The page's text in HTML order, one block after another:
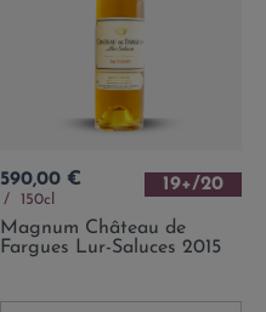
Prix
590,00 €
150cl
19+/20
Magnum Château de
Fargues Lur-Saluces 2015